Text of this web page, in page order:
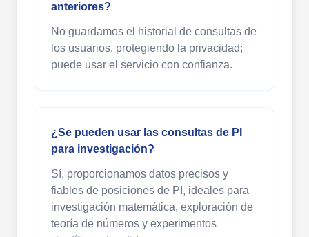
anteriores?
No guardamos el historial de consultas de
los usuarios, protegiendo la privacidad;
puede usar el servicio con confianza.
¿Se pueden usar las consultas de PI
para investigación?
Sí, proporcionamos datos precisos y
fiables de posiciones de PI, ideales para
investigación matemática, exploración de
teoría de números y experimentos